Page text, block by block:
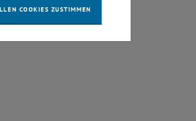
COOKIES ZUSTIMMEN